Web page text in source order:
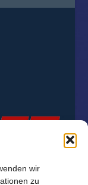
wir
zu